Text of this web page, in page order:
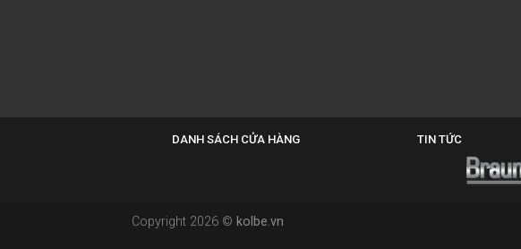
DANH SÁCH CỬA HÀNG TIN TỨC
Copyright 2026 © kolbe.vn